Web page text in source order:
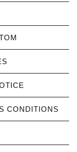
CONDITIONS